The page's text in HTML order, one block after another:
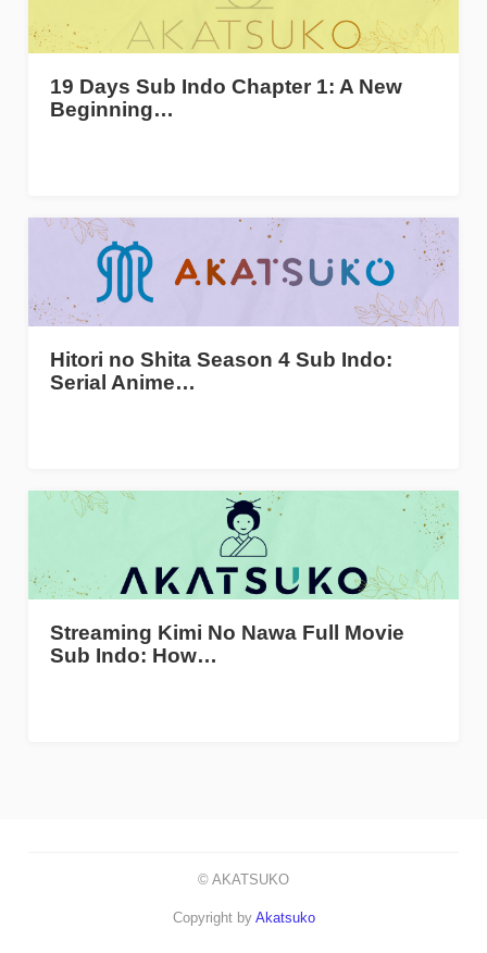
19 Days Sub Indo Chapter 1: A New
Beginning…
Hitori no Shita Season 4 Sub Indo:
Serial Anime…
Streaming Kimi No Nawa Full Movie
Sub Indo: How…
© AKATSUKO
Copyright by Akatsuko